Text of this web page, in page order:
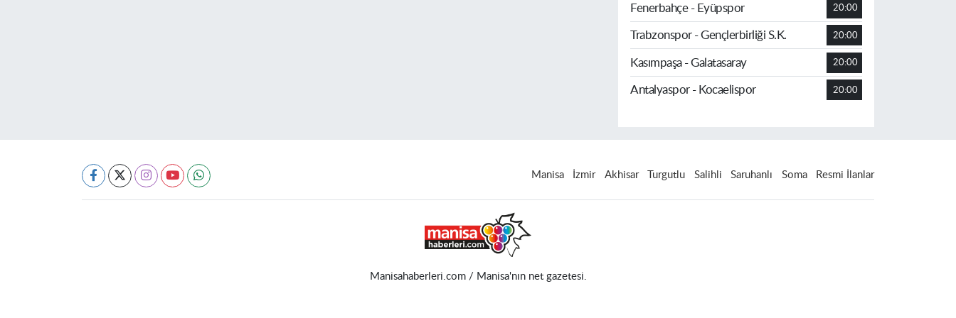
Fenerbahçe - Eyüpspor 20:00
Trabzonspor - Gençlerbirliği S.K. 20:00
Kasımpaşa - Galatasaray 20:00
Antalyaspor - Kocaelispor 20:00
Manisa İzmir Akhisar Turgutlu Salihli Saruhanlı Soma Resmi İlanlar
Manisahaberleri.com / Manisa'nın net gazetesi.